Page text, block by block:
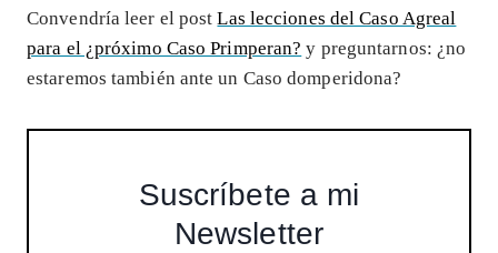
Convendría leer el postLas lecciones del Caso Agreal
para el ¿próximo Caso Primperan? y preguntarnos: ¿no
estaremos también ante un Caso domperidona?
Suscríbete a mi
Newsletter